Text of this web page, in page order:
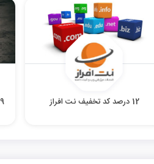
12 درصد کد تخفیف نت افراز 9 درصد کد تخفیف میهن وب هاست